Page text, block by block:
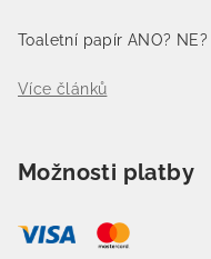
Toaletní papír ANO? NE?
Více článků
Možnosti platby